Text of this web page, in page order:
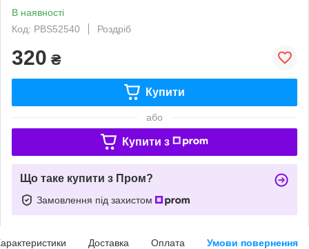
В наявності
Код: PBS52540
Роздріб
320 ₴
Купити
або
Купити з
Що таке купити з Пром?
Замовлення під захистом
Доставка Оплата Умови повернення